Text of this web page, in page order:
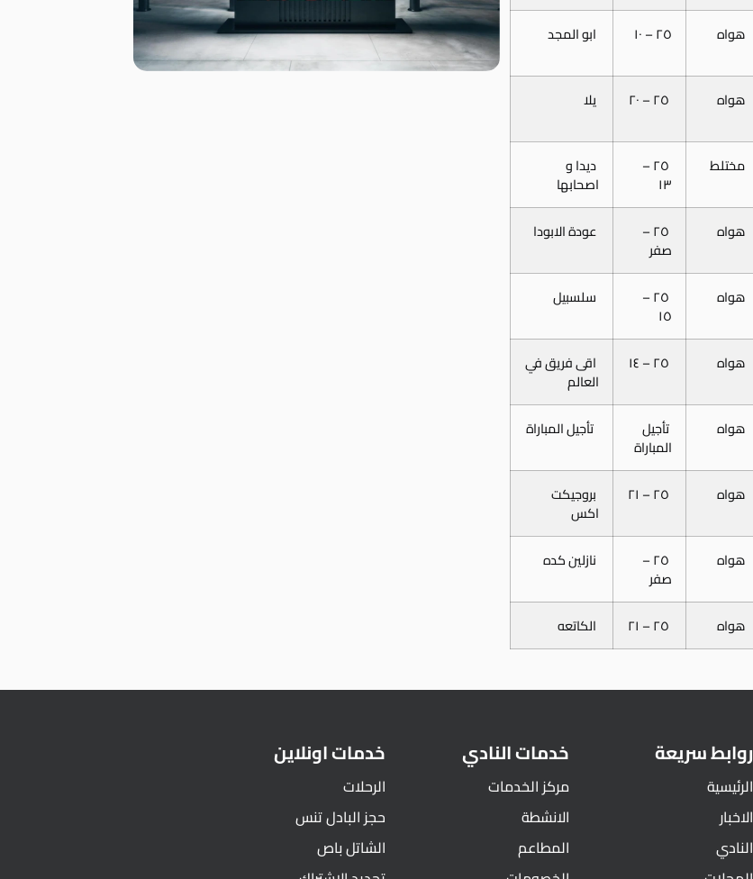
هواه ٢٥ – ١٠ ابو المجد
هواه يلا
مختلط ٢٥ –
١٣
ديدا و
اصحابها
هواه ٢٥ –
صفر
عودة الابودا
هواه ٢٥ –
١٥
سلسبيل
هواه اقى فريق في
العالم
هواه تأجيل
المباراة
تأجيل المباراة
هواه بروجيكت
اكس
هواه ٢٥ –
صفر
نازلين كده
هواه الكاتعه
روابط سريعة
الرئيسية
الاخبار
النادي
خدمات النادي
مركز الخدمات
الانشطة
المطاعم
خدمات اونلاين
الرحلات
حجز البادل تنس
الشاتل باص